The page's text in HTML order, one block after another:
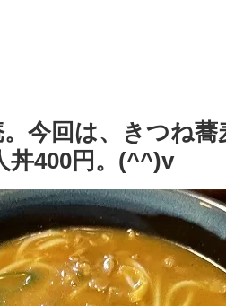
今回は、きつね
丼400円。(^^)v